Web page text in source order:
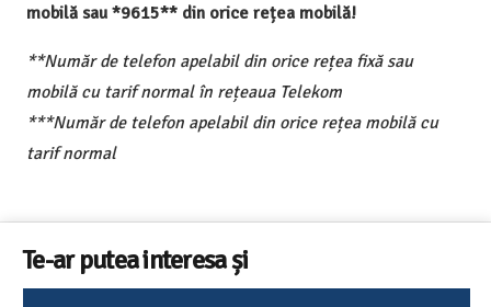
mobilă sau *9615** din orice rețea mobilă!
**Număr de telefon apelabil din orice rețea fixă sau
mobilă cu tarif normal în rețeaua Telekom
***Număr de telefon apelabil din orice rețea mobilă cu
tarif normal
Te-ar putea interesa și